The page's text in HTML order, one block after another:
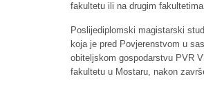
fakultetu ili na drugim
Poslijediplomski magistarski
koja je pred Povjerenstvom u
obiteljskom gospodarstvu PVR
fakultetu u Mostaru, nakon